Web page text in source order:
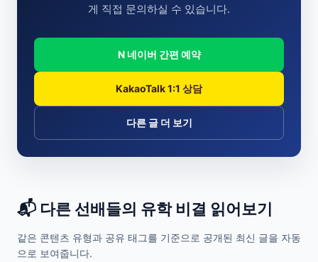
게 직접 문의하실 수 있습니다.
N 네이버 간편 예약
KakaoTalk 1:1 상담
다른 글 더 보기
📬 다른 선배들의 유학 비결 읽어보기
같은 콘텐츠 유형과 공유 태그를 기준으로 공개된 최신 글을 자동
으로 보여줍니다.